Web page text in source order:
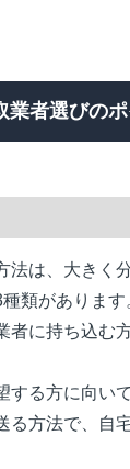
業者選びのポ
法は、大きく
類があります
者に持ち込む
る方に向い
る方法で、自